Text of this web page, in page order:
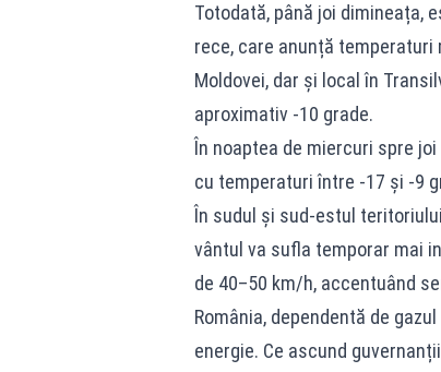
Totodată, până joi dimineața,
rece, care anunță temperaturi
Moldovei, dar și local în
aproximativ -10 grade.
În noaptea de miercuri spre
cu temperaturi între -17 și -9
În sudul și sud-estul
vântul va sufla temporar mai
de 40–50 km/h, accentuând
România, dependentă de
energie. Ce ascund